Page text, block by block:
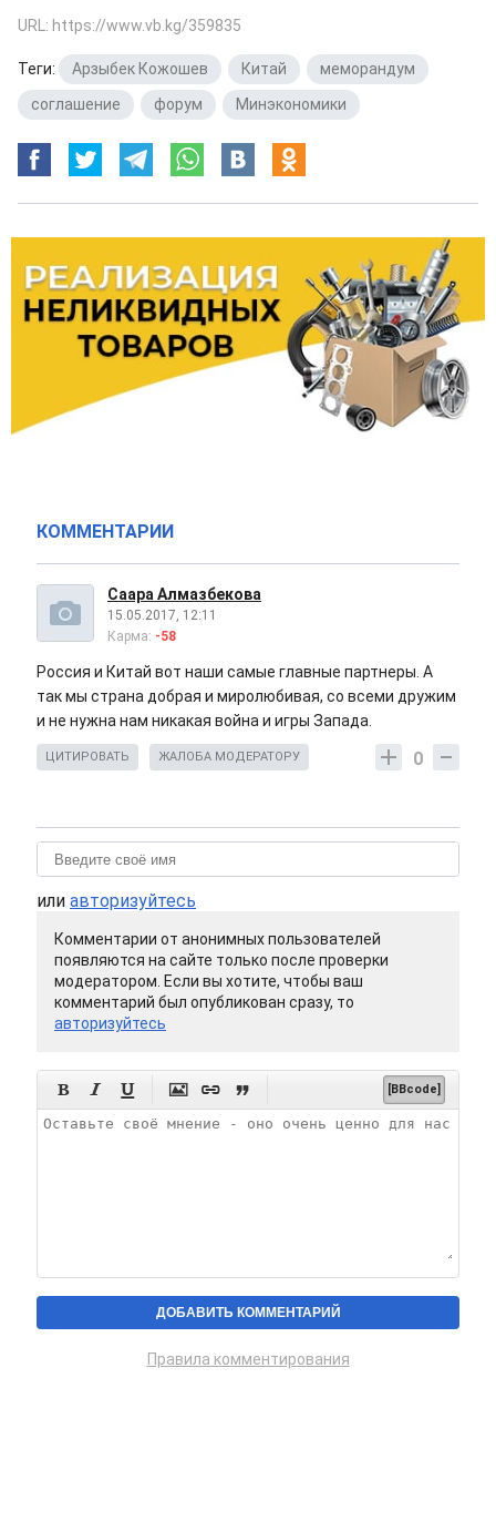
URL: https://www.vb.kg/359835
Теги: Арзыбек Кожошев Китай меморандум
соглашение
форум Минэкономики
КОММЕНТАРИИ
Саара Алмазбекова
15.05.2017, 12:11
Карма: -58
Россия и Китай вот наши самые главные партнеры. А
так мы страна добрая и миролюбивая, со всеми дружим
и не нужна нам никакая война и игры Запада.
0
ЦИТИРОВАТЬ ЖАЛОБА МОДЕРАТОРУ
или авторизуйтесь
Комментарии от анонимных пользователей
появляются на сайте только после проверки
модератором. Если вы хотите, чтобы ваш
комментарий был опубликован сразу, то
авторизуйтесь
      [BBcode]
Правила комментирования